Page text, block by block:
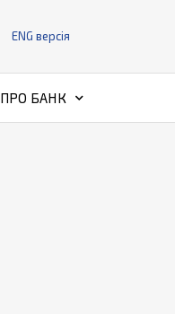
ENG версiя
ПРО БАНК